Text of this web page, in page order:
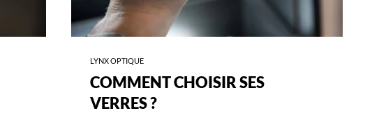
LYNX OPTIQUE
COMMENT CHOISIR SES
VERRES ?